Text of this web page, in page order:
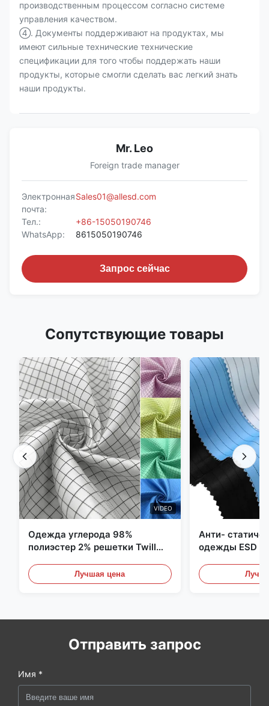
производственным процессом согласно системе
управления качеством.
④. Документы поддерживают на продуктах, мы
имеют сильные технические технические
спецификации для того чтобы поддержать наши
продукты, которые смогли сделать вас легкий знать
наши продукты.
Mr. Leo
Foreign trade manager
Электронная
почта:
Sales01@allesd.com
Тел.:
+86-15050190746
WhatsApp:
8615050190746
Запрос сейчас
Сопутствующие товары
VIDEO
Одежда углерода 98%
полиэстер 2% решетки Twill
Лучшая цена
Анти-
одежды ESD
Отправить запрос
Имя *